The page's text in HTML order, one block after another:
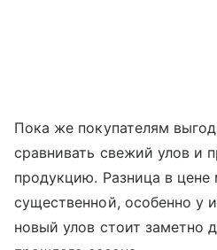
Пока же покупателям
сравнивать свежий улов и
продукцию. Разница в
существенной, особенно у
новый улов стоит заметно